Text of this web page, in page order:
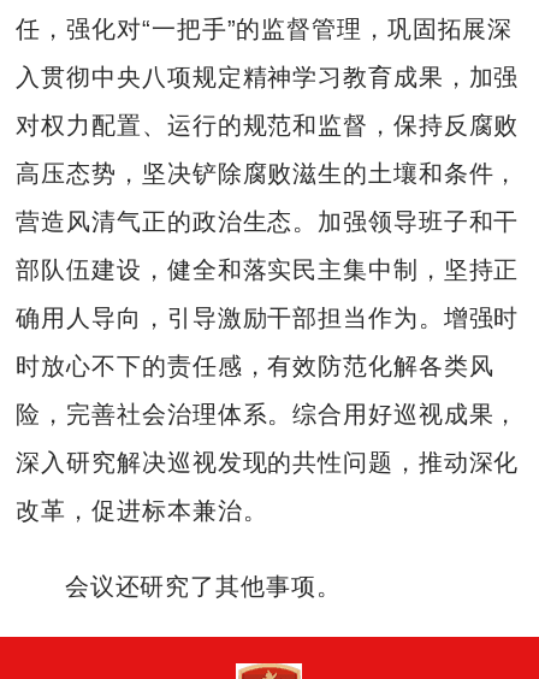
任，强化对“一把手”的监督管理，巩固拓展深
入贯彻中央八项规定精神学习教育成果，加强
对权力配置、运行的规范和监督，保持反腐败
高压态势，坚决铲除腐败滋生的土壤和条件，
营造风清气正的政治生态。加强领导班子和干
部队伍建设，健全和落实民主集中制，坚持正
确用人导向，引导激励干部担当作为。增强时
时放心不下的责任感，有效防范化解各类风
险，完善社会治理体系。综合用好巡视成果，
深入研究解决巡视发现的共性问题，推动深化
改革，促进标本兼治。
会议还研究了其他事项。